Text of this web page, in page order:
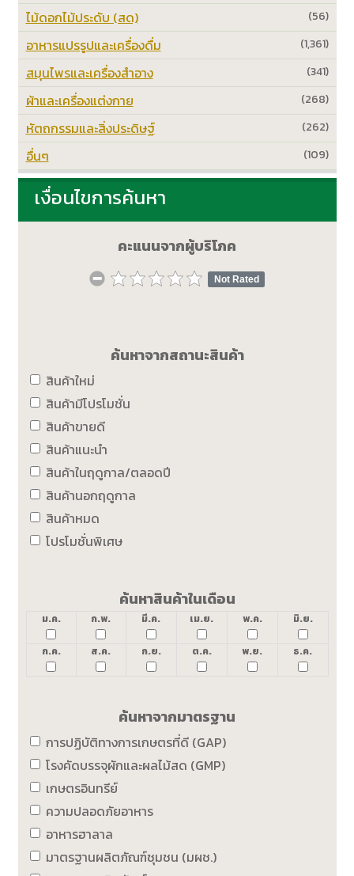
(56)
ไม้ดอกไม้ประดับ (สด)
(1,361)
อาหารแปรรูปและเครื่องดื่ม
(341)
สมุนไพรและเครื่องสำอาง
(268)
ผ้าและเครื่องแต่งกาย
(262)
หัตถกรรมและสิ่งประดิษฐ์
(109)
อื่นๆ
เงื่อนไขการค้นหา
คะแนนจากผู้บริโภค
Not Rated
ค้นหาจากสถานะสินค้า
สินค้าใหม่
สินค้ามีโปรโมชั่น
สินค้าขายดี
สินค้าแนะนำ
สินค้าในฤดูกาล/ตลอดปี
สินค้านอกฤดูกาล
สินค้าหมด
โปรโมชั่นพิเศษ
ค้นหาสินค้าในเดือน
ม.ค. ก.พ. มี.ค. เม.ย. พ.ค. มิ.ย.
ก.ค. ส.ค. ก.ย. ต.ค. พ.ย. ธ.ค.
ค้นหาจากมาตรฐาน
การปฏิบัติทางการเกษตรที่ดี (GAP)
โรงคัดบรรจุผักและผลไม้สด (GMP)
เกษตรอินทรีย์
ความปลอดภัยอาหาร
อาหารฮาลาล
มาตรฐานผลิตภัณฑ์ชุมชน (มผช.)